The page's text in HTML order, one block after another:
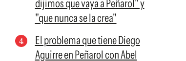
dijimos que vaya a Peñarol" y
"que nunca se la crea"
El problema que tiene Diego
Aguirre en Peñarol con Abel